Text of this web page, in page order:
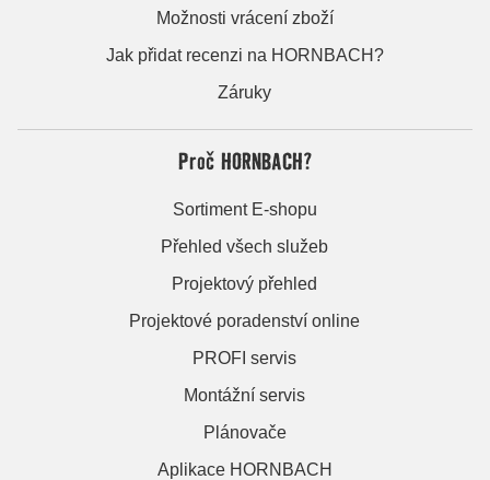
Možnosti vrácení zboží
Jak přidat recenzi na HORNBACH?
Záruky
Proč HORNBACH?
Sortiment E-shopu
Přehled všech služeb
Projektový přehled
Projektové poradenství online
PROFI servis
Montážní servis
Plánovače
Aplikace HORNBACH